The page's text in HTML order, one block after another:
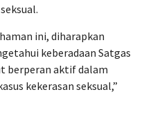
ini, diharapkan
keberadaan Satgas
berperan aktif dalam
kekerasan seksual,”